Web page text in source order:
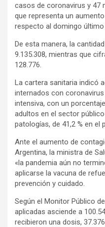
casos de coronavirus y 47
que representa un
respecto al domingo último
De esta manera, la
9.135.308, mientras que
128.776.
La cartera sanitaria indicó
internados con
intensiva, con un
adultos en el sector
patologías, de 41,2 % en el
Ante el aumento de
Argentina, la ministra de
«la pandemia aún no
aplicarse la vacuna de
prevención y cuidado.
Según el Monitor Público
aplicadas asciende a
recibieron una dosis,